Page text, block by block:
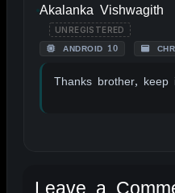
Akalanka Vishwagith
UNREGISTERED
ANDROID 10
Thanks brother, keep
Leave a